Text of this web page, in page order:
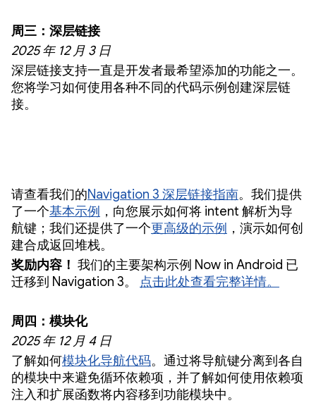
周三：深层链接
2025 年 12 月 3 日
深层链接支持一直是开发者最希望添加的功能之一。
您将学习如何使用各种不同的代码示例创建深层链
接。
请查看我们的Navigation 3 深层链接指南。我们提供
了一个基本示例 ，向您展示如何将 intent 解析为导
航键；我们还提供了一个更高级的示例 ，演示如何创
建合成返回堆栈。
奖励内容！ 我们的主要架构示例 Now in Android 已
迁移到 Navigation 3。 点击此处查看完整详情。
周四：模块化
2025 年 12 月 4 日
了解如何模块化导航代码。通过将导航键分离到各自
的模块中来避免循环依赖项，并了解如何使用依赖项
注入和扩展函数将内容移到功能模块中。